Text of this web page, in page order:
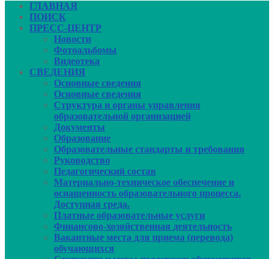
ГЛАВНАЯ
ПОИСК
ПРЕСС-ЦЕНТР
Новости
Фотоальбомы
Видеотека
СВЕДЕНИЯ
Основные сведения
Основные сведения
Структура и органы управления
образовательной организацией
Документы
Образование
Образовательные стандарты и требования
Руководcтво
Педагогический состав
Материально-техническое обеспечение и
оснащенность образовательного процесса.
Доступная среда.
Платные образовательные услуги
Финансово-хозяйственная деятельность
Вакантные места для приема (перевода)
обучающихся